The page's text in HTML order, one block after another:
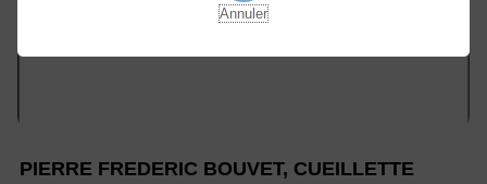
PIERRE FREDERIC BOUVET, CUEILLETTE
Annuler